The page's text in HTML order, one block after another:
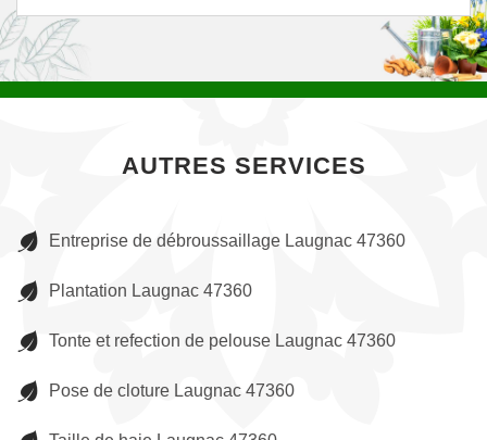
AUTRES SERVICES
Entreprise de débroussaillage Laugnac 47360
Plantation Laugnac 47360
Tonte et refection de pelouse Laugnac 47360
Pose de cloture Laugnac 47360